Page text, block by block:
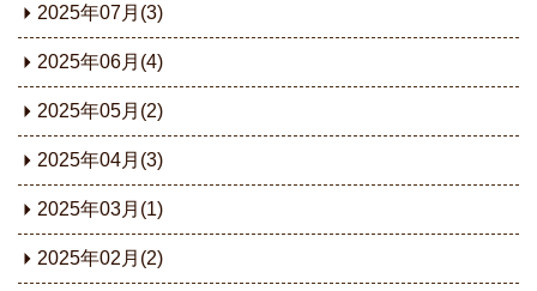
2025年07月(3)
2025年06月(4)
2025年05月(2)
2025年04月(3)
2025年03月(1)
2025年02月(2)